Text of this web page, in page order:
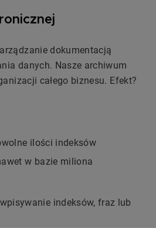
dokumentacją
danych. Nasze archiwum
całego biznesu. Efekt?
ilości indeksów
w bazie miliona
indeksów, fraz lub